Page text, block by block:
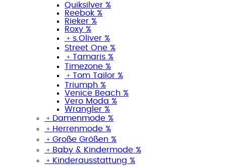
Quiksilver %
Reebok %
Rieker %
Roxy %
﹢ s.Oliver %
Street One %
﹢ Tamaris %
Timezone %
﹢ Tom Tailor %
Triumph %
Venice Beach %
Vero Moda %
Wrangler %
﹢ Damenmode %
﹢ Herrenmode %
﹢ Große Größen %
﹢ Baby & Kindermode %
﹢ Kinderausstattung %